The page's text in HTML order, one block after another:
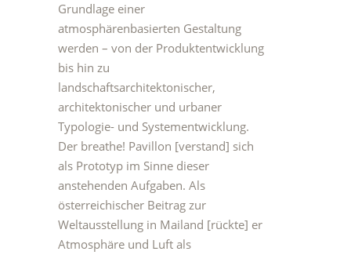
Grundlage einer
atmosphärenbasierten Gestaltung
werden – von der Produktentwicklung
bis hin zu
landschaftsarchitektonischer,
architektonischer und urbaner
Typologie- und Systementwicklung.
Der breathe! Pavillon [verstand] sich
als Prototyp im Sinne dieser
anstehenden Aufgaben. Als
österreichischer Beitrag zur
Weltausstellung in Mailand [rückte] er
Atmosphäre und Luft als